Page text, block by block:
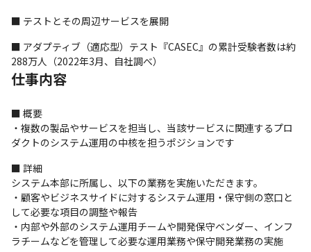
■ テストとその周辺サービスを展開
■ アダプティブ（適応型）テスト『CASEC』の累計受験者数は約
288万人（2022年3月、自社調べ）
仕事内容
■ 概要
・複数の製品やサービスを担当し、当該サービスに関連するプロ
ダクトのシステム運用の中核を担うポジションです
■ 詳細
システム本部に所属し、以下の業務を実施いただきます。
・顧客やビジネスサイドに対するシステム運用・保守側の窓口と
して必要な項目の調整や報告
・内部や外部のシステム運用チームや開発保守ベンダー、インフ
ラチームなどを管理して必要な運用業務や保守開発業務の実施